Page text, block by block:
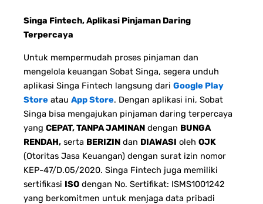
Singa Fintech, Aplikasi Pinjaman Daring
Terpercaya
Untuk mempermudah proses pinjaman dan
mengelola keuangan Sobat Singa, segera unduh
aplikasi Singa Fintech langsung dari Google Play
Store atau App Store. Dengan aplikasi ini, Sobat
Singa bisa mengajukan pinjaman daring terpercaya
yang CEPAT, TANPA JAMINAN dengan BUNGA
RENDAH, serta BERIZIN dan DIAWASI oleh OJK
(Otoritas Jasa Keuangan) dengan surat izin nomor
KEP-47/D.05/2020. Singa Fintech juga memiliki
sertifikasi ISO dengan No. Sertifikat: ISMS1001242
yang berkomitmen untuk menjaga data pribadi